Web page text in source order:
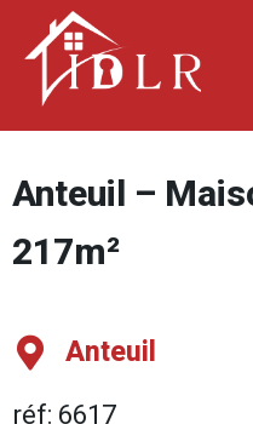
Anteuil –
217m²
Anteuil
réf: 6617